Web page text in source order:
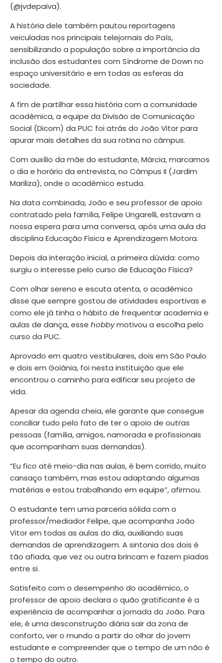
(@jvdepaiva).
A história dele também pautou reportagens
veiculadas nos principais telejornais do País,
sensibilizando a população sobre a importância da
inclusão dos estudantes com Síndrome de Down no
espaço universitário e em todas as esferas da
sociedade.
A fim de partilhar essa história com a comunidade
acadêmica, a equipe da Divisão de Comunicação
Social (Dicom) da PUC foi atrás do João Vitor para
apurar mais detalhes da sua rotina no câmpus.
Com auxílio da mãe do estudante, Márcia, marcamos
o dia e horário da entrevista, no Câmpus II (Jardim
Mariliza), onde o acadêmico estuda.
Na data combinada, João e seu professor de apoio
contratado pela família, Felipe Ungarelli, estavam a
nossa espera para uma conversa, após uma aula da
disciplina Educação Física e Aprendizagem Motora.
Depois da interação inicial, a primeira dúvida: como
surgiu o interesse pelo curso de Educação Física?
Com olhar sereno e escuta atenta, o acadêmico
disse que sempre gostou de atividades esportivas e
como ele já tinha o hábito de frequentar academia e
aulas de dança, esse hobbymotivou a escolha pelo
curso da PUC.
Aprovado em quatro vestibulares, dois em São Paulo
e dois em Goiânia, foi nesta instituição que ele
encontrou o caminho para edificar seu projeto de
vida.
Apesar da agenda cheia, ele garante que consegue
conciliar tudo pelo fato de ter o apoio de outras
pessoas (família, amigos, namorada e profissionais
que acompanham suas demandas).
“Eu fico até meio-dia nas aulas, é bem corrido, muito
cansaço também, mas estou adaptando algumas
matérias e estou trabalhando em equipe”, afirmou.
O estudante tem uma parceria sólida com o
professor/mediador Felipe, que acompanha João
Vitor em todas as aulas do dia, auxiliando suas
demandas de aprendizagem. A sintonia dos dois é
tão afiada, que vez ou outra brincam e fazem piadas
entre si.
Satisfeito com o desempenho do acadêmico, o
professor de apoio declara o quão gratificante é a
experiência de acompanhar a jornada do João. Para
ele, é uma desconstrução diária sair da zona de
conforto, ver o mundo a partir do olhar do jovem
estudante e compreender que o tempo de um não é
o tempo do outro.